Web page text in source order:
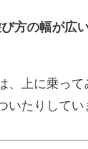
方の幅が広
、上に乗って
いたりしてい